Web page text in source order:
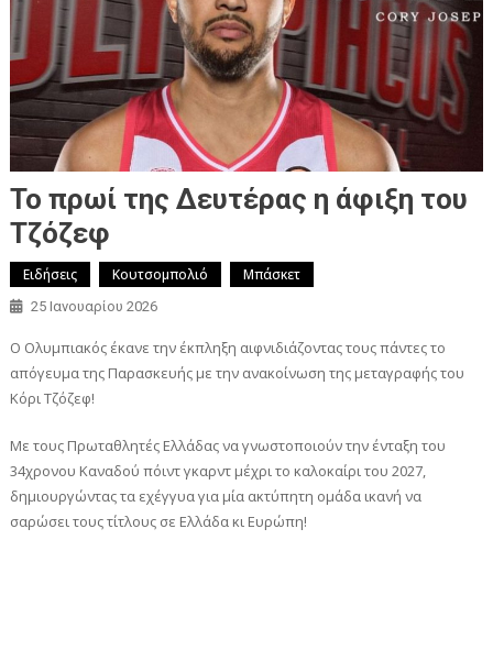
Το πρωί της Δευτέρας η άφιξη του
Τζόζεφ
Ειδήσεις Κουτσομπολιό Μπάσκετ
25 Ιανουαρίου 2026
Ο Ολυμπιακός έκανε την έκπληξη αιφνιδιάζοντας τους πάντες το
απόγευμα της Παρασκευής με την ανακοίνωση της μεταγραφής του
Κόρι Τζόζεφ!
Με τους Πρωταθλητές Ελλάδας να γνωστοποιούν την ένταξη του
34χρονου Καναδού πόιντ γκαρντ μέχρι το καλοκαίρι του 2027,
δημιουργώντας τα εχέγγυα για μία ακτύπητη ομάδα ικανή να
σαρώσει τους τίτλους σε Ελλάδα κι Ευρώπη!